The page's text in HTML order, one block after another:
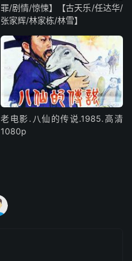
罪/剧情/惊悚】【古天乐/任达华/
张家辉/林家栋/林雪】
老电影.八仙的传说.1985.高清
1080p